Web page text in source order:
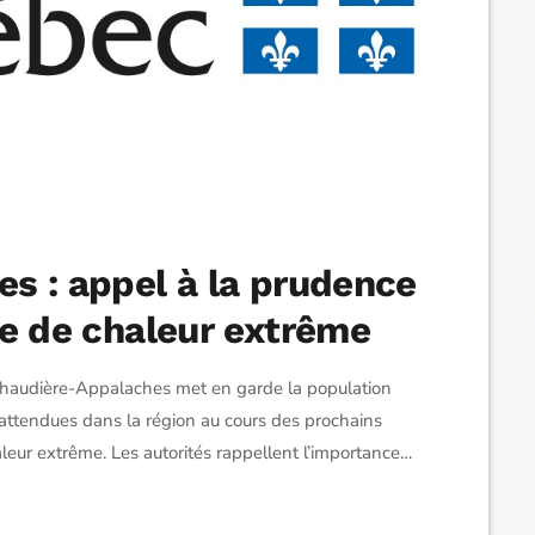
: appel à la prudence
de chaleur extrême
Appalaches met en garde la population
dans la région au cours des prochains
extrême. Les autorités rappellent l’importance
alcoolisées, caféinées ou sucrées, et de